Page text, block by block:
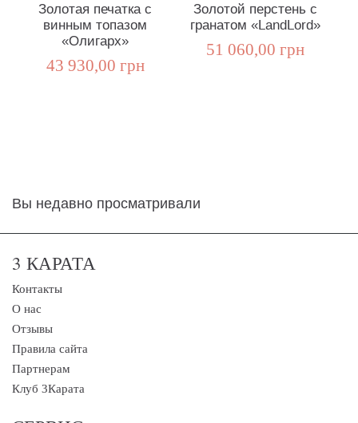
Золотая печатка с
винным топазом
«Олигарх»
43 930,00 грн
Золотой перстень с
гранатом «LandLord»
51 060,00 грн
Вы недавно просматривали
3 КАРАТА
Контакты
О нас
Отзывы
Правила сайта
Партнерам
Клуб 3Карата